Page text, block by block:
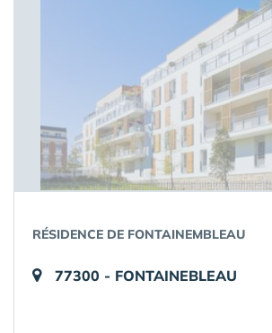
RÉSIDENCE DE FONTAINEMBLEAU
77300 - FONTAINEBLEAU